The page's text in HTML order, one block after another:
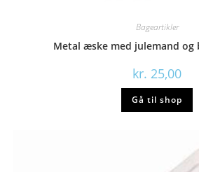
Bageartikler
Metal æske med julemand og
kr. 25,00
Gå til shop